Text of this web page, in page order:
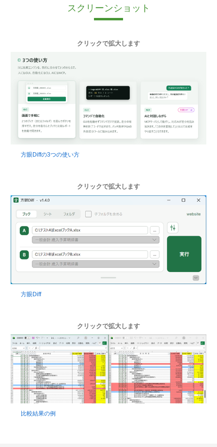
スクリーンショット
クリックで拡大します
方眼Diffの3つの使い方
クリックで拡大します
方眼Diff
クリックで拡大します
比較結果の例